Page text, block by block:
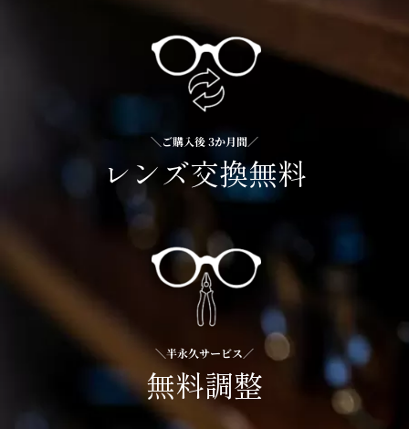
＼ご購入後 3か月間／
レンズ交換無料
＼半永久サービス／
無料調整